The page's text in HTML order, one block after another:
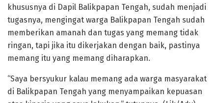
khususnya di Dapil Balikpapan Tengah, sudah menjadi
tugasnya, mengingat warga Balikpapan Tengah sudah
memberikan amanah dan tugas yang memang tidak
ringan, tapi jika itu dikerjakan dengan baik, pastinya
memang itu yang memang diharapkan.
“Saya bersyukur kalau memang ada warga masyarakat
di Balikpapan Tengah yang menyampaikan kepuasan